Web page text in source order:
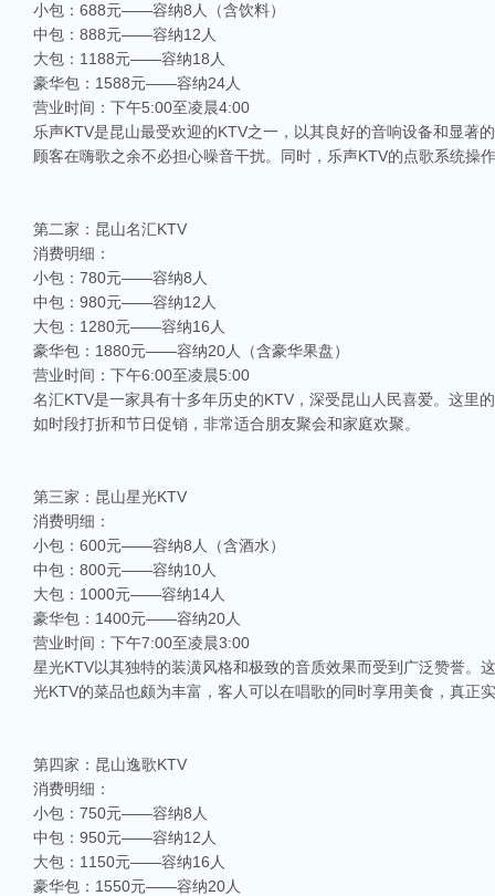
小包：688元——容纳8人（含饮料）
中包：888元——容纳12人
大包：1188元——容纳18人
豪华包：1588元——容纳24人
营业时间：下午5:00至凌晨4:00
乐声KTV是昆山最受欢迎的KTV之一，以其良好的音响设备和显著
顾客在嗨歌之余不必担心噪音干扰。同时，乐声KTV的点歌系统操
第二家：昆山名汇KTV
消费明细：
小包：780元——容纳8人
中包：980元——容纳12人
大包：1280元——容纳16人
豪华包：1880元——容纳20人（含豪华果盘）
营业时间：下午6:00至凌晨5:00
名汇KTV是一家具有十多年历史的KTV，深受昆山人民喜爱。这里
如时段打折和节日促销，非常适合朋友聚会和家庭欢聚。
第三家：昆山星光KTV
消费明细：
小包：600元——容纳8人（含酒水）
中包：800元——容纳10人
大包：1000元——容纳14人
豪华包：1400元——容纳20人
营业时间：下午7:00至凌晨3:00
星光KTV以其独特的装潢风格和极致的音质效果而受到广泛赞誉。
光KTV的菜品也颇为丰富，客人可以在唱歌的同时享用美食，真正
第四家：昆山逸歌KTV
消费明细：
小包：750元——容纳8人
中包：950元——容纳12人
大包：1150元——容纳16人
豪华包：1550元——容纳20人